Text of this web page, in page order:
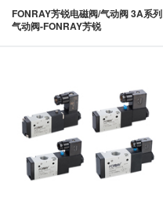
FONRAY芳锐电磁阀/气动阀 3A系列
气动阀-FONRAY芳锐